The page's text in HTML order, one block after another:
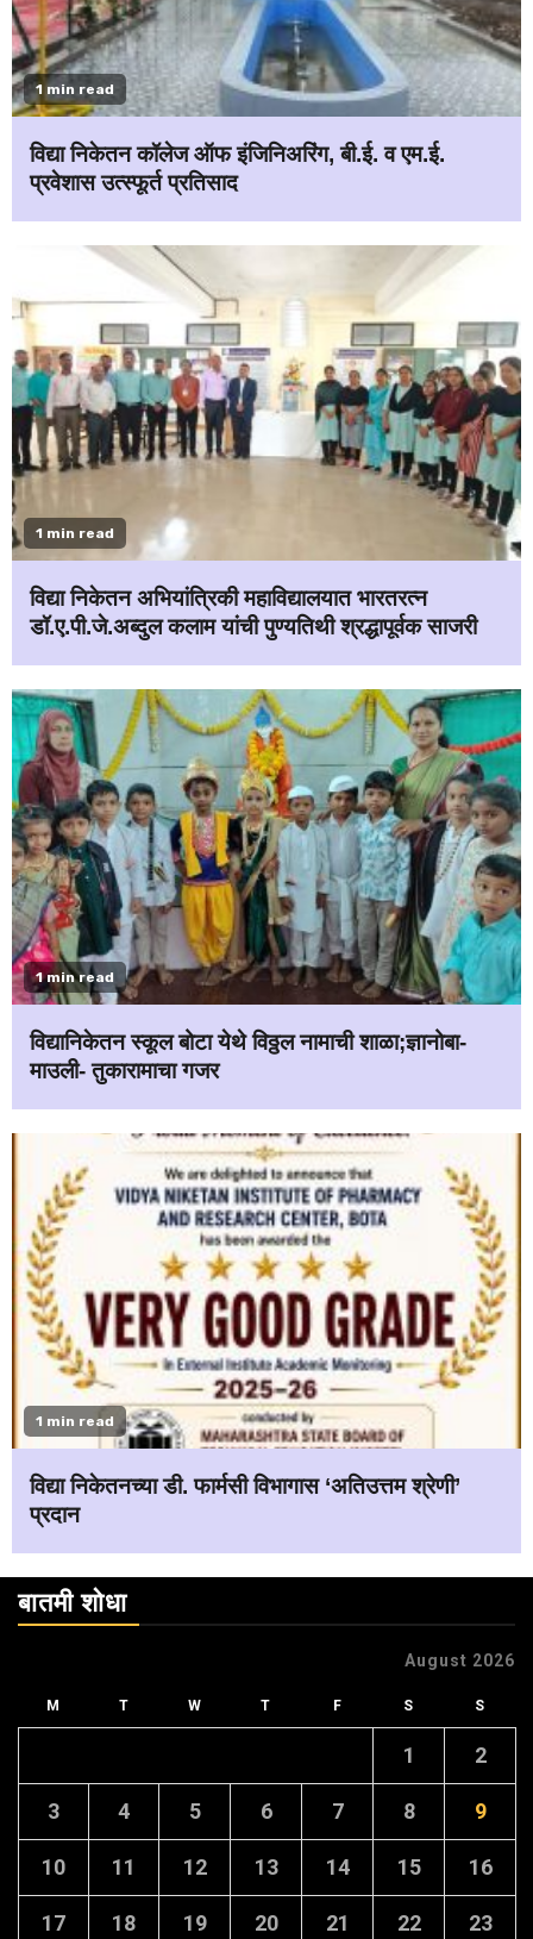
1 min read
विद्या निकेतन कॉलेज ऑफ इंजिनिअरिंग, बी.ई. व एम.ई.
प्रवेशास उत्स्फूर्त प्रतिसाद
1 min read
विद्या निकेतन अभियांत्रिकी महाविद्यालयात भारतरत्न
डॉ.ए.पी.जे.अब्दुल कलाम यांची पुण्यतिथी श्रद्धापूर्वक साजरी
1 min read
विद्यानिकेतन स्कूल बोटा येथे विठ्ठल नामाची शाळा;ज्ञानोबा-
माउली- तुकारामाचा गजर
1 min read
विद्या निकेतनच्या डी. फार्मसी विभागास ‘अतिउत्तम श्रेणी’
प्रदान
बातमी शोधा
August 2026
M T W T F S S
1 2
3 4 5 6 7 8 9
10 11 12 13 14 15 16
17 18 19 20 21 22 23